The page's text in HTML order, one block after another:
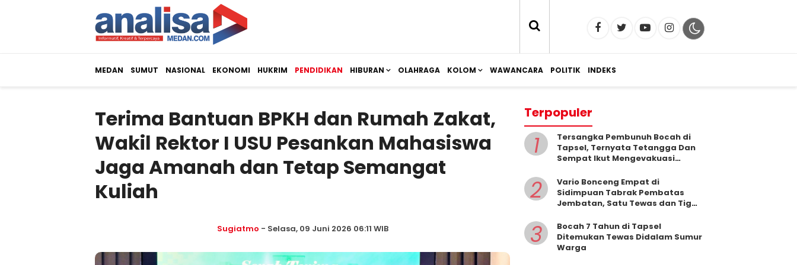
MEDAN SUMUT NASIONAL EKONOMI HUKRIM PENDIDIKAN HIBURAN OLAHRAGA KOLOM WAWANCARA POLITIK INDEKS
Terima Bantuan BPKH dan Rumah Zakat,
Wakil Rektor I USU Pesankan Mahasiswa
Jaga Amanah dan Tetap Semangat
Kuliah
Sugiatmo - Selasa, 09 Juni 2026 06:11 WIB
Terpopuler
1
Tersangka Pembunuh Bocah di
Tapsel, Ternyata Tetangga Dan
Sempat Ikut Mengevakuasi
2
Vario Bonceng Empat di
Sidimpuan Tabrak Pembatas
Jembatan, Satu Tewas dan Tiga
3
Bocah 7 Tahun di Tapsel
Ditemukan Tewas Didalam Sumur
Warga